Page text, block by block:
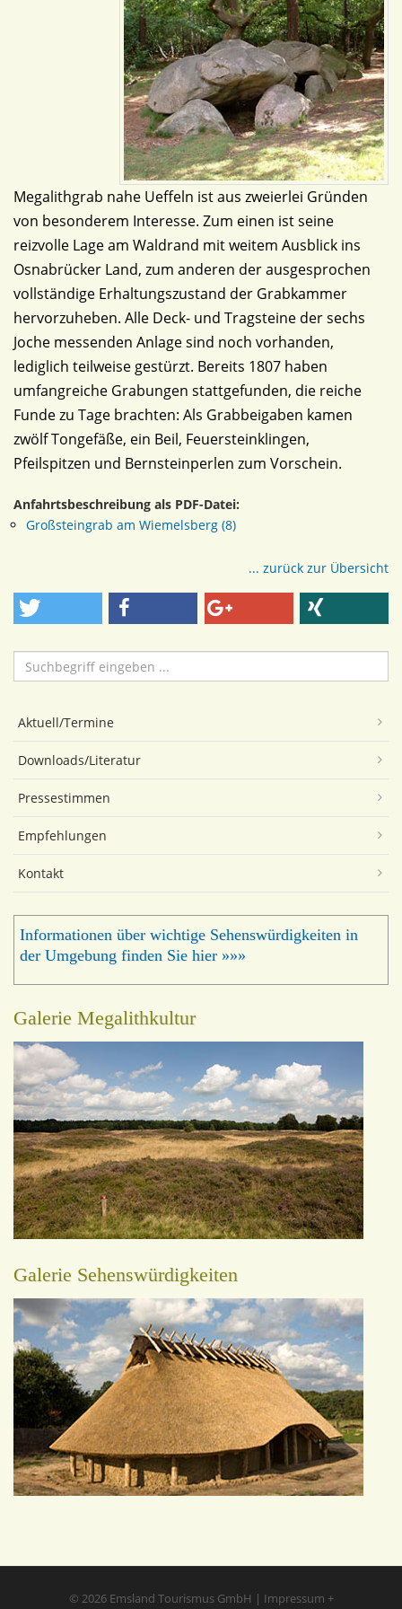
Megalithgrab nahe Ueffeln ist aus zweierlei Gründen
von besonderem Interesse. Zum einen ist seine
reizvolle Lage am Waldrand mit weitem Ausblick ins
Osnabrücker Land, zum anderen der ausgesprochen
vollständige Erhaltungszustand der Grabkammer
hervorzuheben. Alle Deck- und Tragsteine der sechs
Joche messenden Anlage sind noch vorhanden,
lediglich teilweise gestürzt. Bereits 1807 haben
umfangreiche Grabungen stattgefunden, die reiche
Funde zu Tage brachten: Als Grabbeigaben kamen
zwölf Tongefäße, ein Beil, Feuersteinklingen,
Pfeilspitzen und Bernsteinperlen zum Vorschein.
Anfahrtsbeschreibung als PDF-Datei:
Großsteingrab am Wiemelsberg (8)
... zurück zur Übersicht
Suchen
Aktuell/Termine
Downloads/Literatur
Pressestimmen
Empfehlungen
Kontakt
Informationen über wichtige Sehenswürdigkeiten in
der Umgebung finden Sie hier »»»
Galerie Megalithkultur
Galerie Sehenswürdigkeiten
© 2026 Emsland Tourismus GmbH | Impressum +